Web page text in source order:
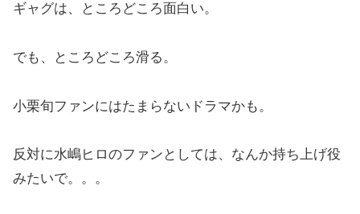
ギャグは、ところどころ面白い。
でも、ところどころ滑る。
小栗旬ファンにはたまらないドラマかも。
反対に水嶋ヒロのファンとしては、なんか持ち上げ役
みたいで。。。